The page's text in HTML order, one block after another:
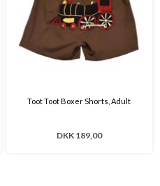
Toot Toot Boxer Shorts, Adult
DKK 189,00